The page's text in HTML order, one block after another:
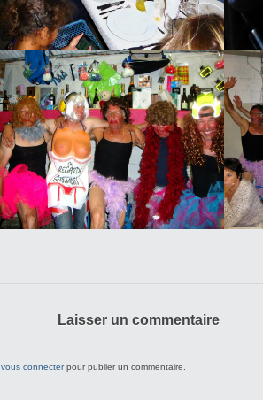
Laisser un commentaire
vous connecterpour publier un commentaire.